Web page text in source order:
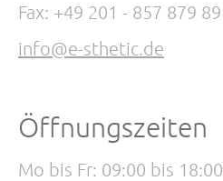
Fax: +49 201 - 857 879 89
info@e-sthetic.de
Öffnungszeiten
Mo bis Fr: 09:00 bis 18:00